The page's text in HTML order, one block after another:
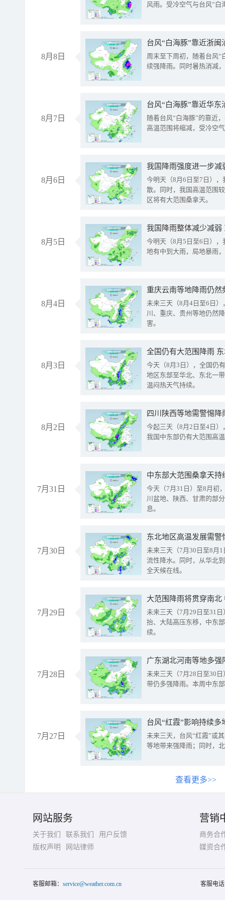
风雨。受冷空气与台风“白
8月8日
台风“白海豚”靠近浙
周末至下周初，随着台风“
续强降雨。同时暑热消减
8月7日
台风“白海豚”靠近华
随着台风“白海豚”的靠近
高温范围将缩减，受冷空
8月6日
今明天（8月6日至7日）
散。同时，我国高温范围
区将有大范围桑拿天。
8月5日
我国降雨整体减少减弱
今明天（8月5日至6日）
地有中到大雨，局地暴雨
8月4日
重庆云南等地降雨仍然
未来三天（8月4日至6日
川、重庆、贵州等地仍然
害。
8月3日
全国仍有大范围降雨
今天（8月3日），全国仍
地区东部至华北、东北一
温闷热天气持续。
8月2日
今起三天（8月2日至4日
我国中东部仍有大范围高
7月31日
中东部大范围桑拿天
今天（7月31日）至8月初
川盆地、陕西、甘肃的部
息。
7月30日
东北地区高温发展需
未来三天（7月30日至8月
流性降水。同时，从华北
全天候在线。
7月29日
大范围降雨将贯穿南
未来三天（7月29日至31
抬、大陆高压东移，中东
续。
7月28日
广东湖北河南等地多
未来三天（7月28日至30
带仍多强降雨。本周中东
7月27日
台风“红霞”影响持续
未来三天，台风“红霞”或
等地带来强降雨；同时，
查看更多>>
网站服务
关于我们 联系我们
用户反馈
版权声明
网站律师
营销
商务合
媒资合
客服邮箱： service@weather.com.cn 客服电